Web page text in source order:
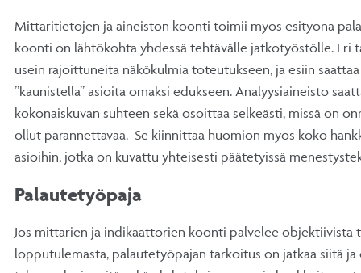
Mittaritietojen ja aineiston koonti toimii myös esityönä
koonti on lähtökohta yhdessä tehtävälle jatkotyöstölle. Eri
usein rajoittuneita näkökulmia toteutukseen, ja esiin
”kaunistella” asioita omaksi edukseen. Analyysiaineisto
kokonaiskuvan suhteen sekä osoittaa selkeästi, missä on
ollut parannettavaa. Se kiinnittää huomion myös koko
asioihin, jotka on kuvattu yhteisesti päätetyissä
Palautetyöpaja
Jos mittarien ja indikaattorien koonti palvelee objektiivista
lopputulemasta, palautetyöpajan tarkoitus on jatkaa siitä